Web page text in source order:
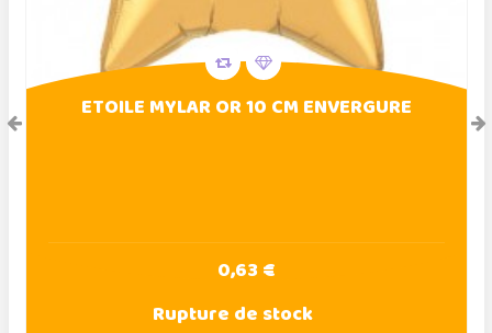
ETOILE MYLAR OR 10 CM ENVERGURE
0,63 €
Rupture de stock